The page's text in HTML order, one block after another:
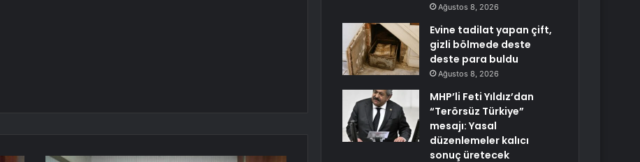
Ağustos 8, 2026
Evine tadilat yapan çift,
gizli bölmede deste
deste para buldu
Ağustos 8, 2026
MHP’li Feti Yıldız’dan
“Terörsüz Türkiye”
mesajı: Yasal
düzenlemeler kalıcı
sonuç üretecek